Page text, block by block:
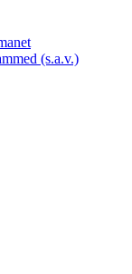
(s.a.v.)